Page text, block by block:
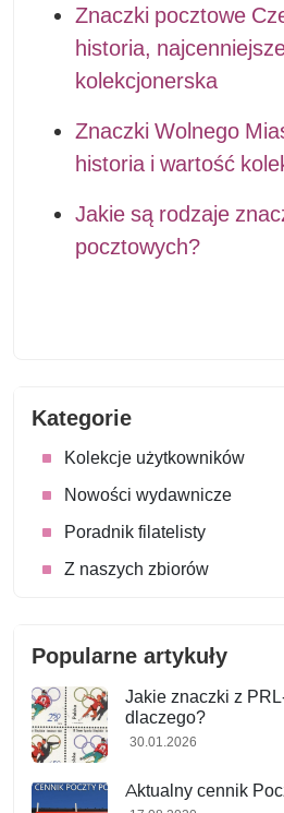
Znaczki pocztowe
historia,
kolekcjonerska
Znaczki Wolnego
historia i wartość
Jakie są rodzaje
pocztowych?
Kategorie
Kolekcje użytkowników
Nowości wydawnicze
Poradnik filatelisty
Z naszych zbiorów
Popularne artykuły
Jakie znaczki z
dlaczego?
30.01.2026
Aktualny cennik